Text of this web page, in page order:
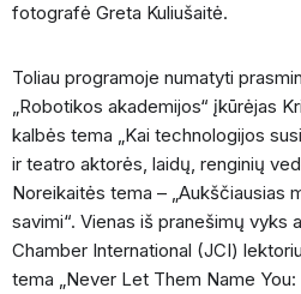
fotografė Greta Kuliušaitė.
Toliau programoje numatyti
„Robotikos akademijos“ įkūrėjas
kalbės tema „Kai technologijos
ir teatro aktorės, laidų, renginių
Noreikaitės tema – „Aukščiausias
savimi“. Vienas iš pranešimų vyks
Chamber International (JCI)
tema „Never Let Them Name